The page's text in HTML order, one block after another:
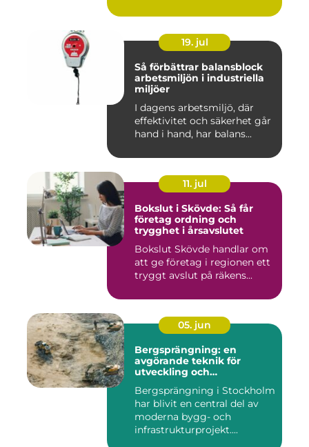
19. jul
Så förbättrar balansblock
arbetsmiljön i industriella
miljöer
I dagens arbetsmiljö, där
effektivitet och säkerhet går
hand i hand, har balans...
11. jul
Bokslut i Skövde: Så får
företag ordning och
trygghet i årsavslutet
Bokslut Skövde handlar om
att ge företag i regionen ett
tryggt avslut på räkens...
05. jun
Bergsprängning: en
avgörande teknik för
utveckling och
Bergsprängning i Stockholm
har blivit en central del av
moderna bygg- och
infrastrukturprojekt....